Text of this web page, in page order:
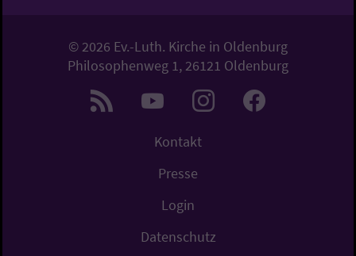
© 2026 Ev.-Luth. Kirche in Oldenburg
Philosophenweg 1, 26121 Oldenburg
Kontakt
Presse
Login
Datenschutz